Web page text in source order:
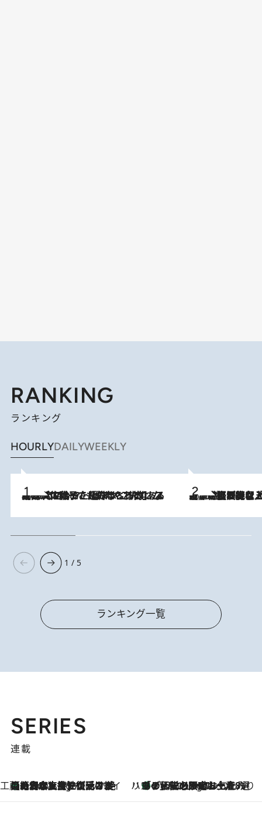
RANKING
ランキング
HOURLYDAILYWEEKLY
2026.8.5
【阿川佐和子さんの年とる力】なぜ70代で始めた趣味は“こんなに楽しい”のか？ ピアノ、俳句…スランプに陥っても続けられる“ある秘訣”とは 2026.8.5
【なぜ吉沢亮は「気配を消せる」のか？】興行収入208億の『国宝』を経て挑むミュージカル『ディア・エヴァン・ハンセン』。トップ俳優が舞台上でさらけ出した“孤独”とは
1 / 5
ランキング一覧
SERIES
連載
工藤まやのおもてなしハワイ
8 Hours Ago
【ハワイ土産】ローカルの絶大な支持で復活！ 絶品の幻クッキー《元ファンの日本人女性が受け継いだ名店》 ハワイ賢者 リサのお気に入りリスト8 Hours Ago
あの伝説の限定トートも！ リニューアルした「ディーン＆デルーカ ハワイ」で必須のお土産8選